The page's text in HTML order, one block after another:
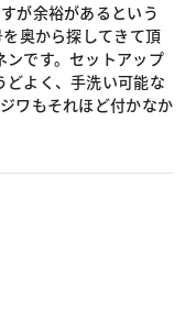
が余裕があるという
奥から探してきて頂
ンです。セットアップ
どよく、手洗い可能な
ワもそれほど付かなか